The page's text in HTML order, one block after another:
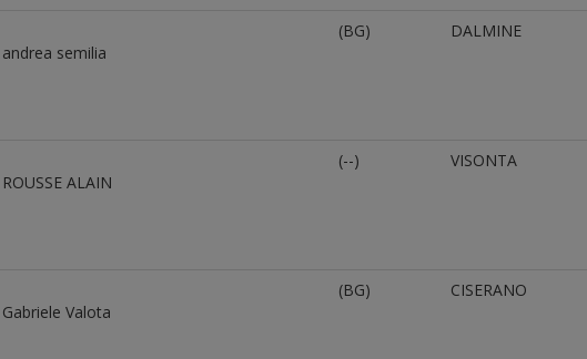
andrea semilia
(BG) DALMINE
ROUSSE ALAIN
(--) VISONTA
Gabriele Valota
(BG) CISERANO